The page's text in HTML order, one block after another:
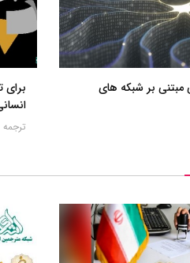
مبتنی بر شبکه های
برای
ترجمه